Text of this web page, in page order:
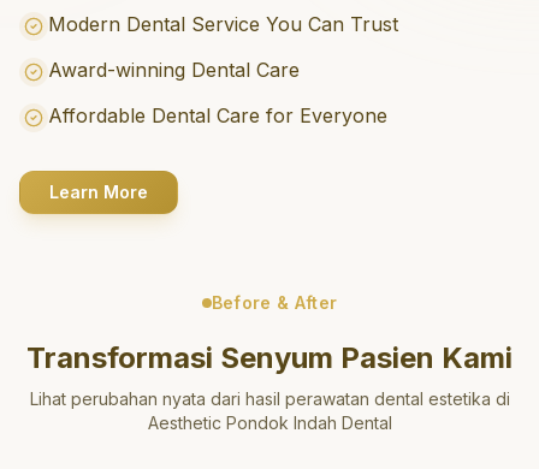
Modern Dental Service You Can Trust
Award-winning Dental Care
Affordable Dental Care for Everyone
Learn More
Before & After
Transformasi Senyum Pasien Kami
Lihat perubahan nyata dari hasil perawatan dental estetika di
Aesthetic Pondok Indah Dental